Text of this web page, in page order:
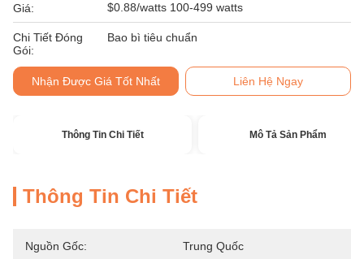
Giá: $0.88/watts 100-499 watts
Chi Tiết Đóng
Gói:
Bao bì tiêu chuẩn
Nhận Được Giá Tốt Nhất Liên Hệ Ngay
Thông Tin Chi Tiết Mô Tả Sản Phẩm
Thông Tin Chi Tiết
Nguồn Gốc: Trung Quốc